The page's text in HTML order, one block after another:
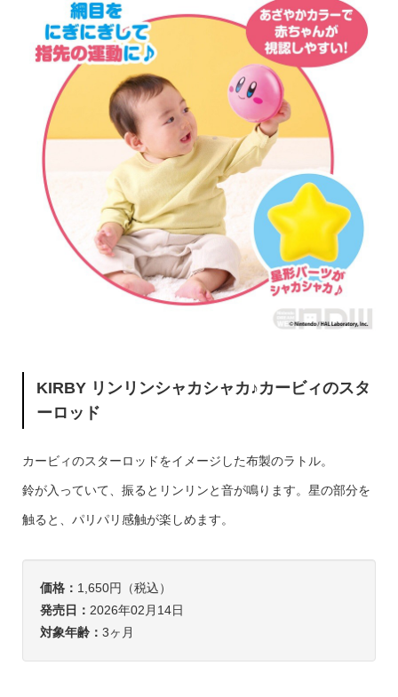
KIRBY リンリンシャカシャカ♪カービィのスタ
ーロッド
カービィのスターロッドをイメージした布製のラトル。
鈴が入っていて、振るとリンリンと音が鳴ります。星の部分を
触ると、パリパリ感触が楽しめます。
価格： 1,650円（税込）
発売日： 2026年02月14日
対象年齢： 3ヶ月